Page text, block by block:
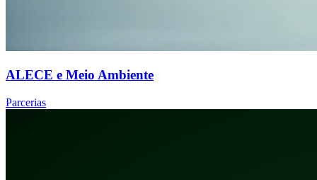
ALECE e Meio Ambiente
Parcerias